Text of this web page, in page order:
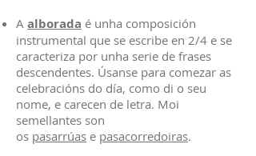
A alborada é unha composición
instrumental que se escribe en 2/4 e se
caracteriza por unha serie de frases
descendentes. Úsanse para comezar as
celebracións do día, como di o seu
nome, e carecen de letra. Moi
semellantes son
os pasarrúas e pasacorredoiras.